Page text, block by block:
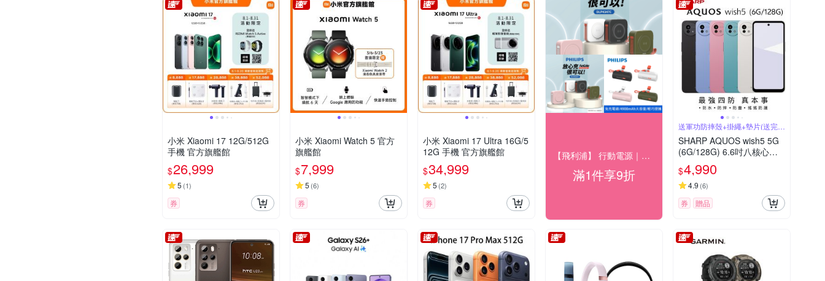
小米 Xiaomi 17 12G/512G
手機 官方旗艦館
$26,999
5 (1)
券
小米 Xiaomi Watch 5 官方
旗艦館
$7,999
5 (6)
券
小米 Xiaomi 17 Ultra 16G/5
12G 手機 官方旗艦館
$34,999
5 (2)
券
【飛利浦】 行動電源｜充電座 結帳9折優惠
滿1件享9折
送軍功防摔殼+掛繩+墊片(送完為
止)
SHARP AQUOS wish5 5G
(6G/128G) 6.6吋八核心智
慧型手機
$4,990
4.9 (6)
券 贈品